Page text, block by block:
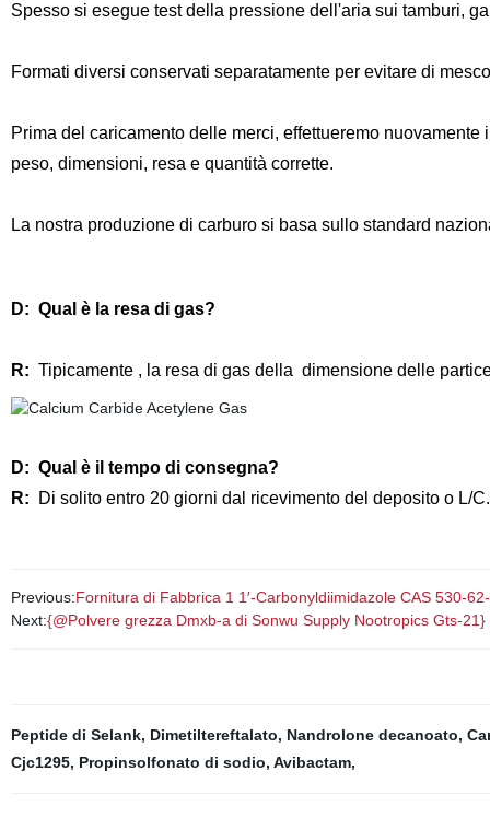
Spesso si esegue test della pressione dell'aria sui tamburi,
Formati diversi conservati separatamente per evitare di
Prima del caricamento delle merci, effettueremo
peso, dimensioni, resa e quantità corrette.
La nostra produzione di carburo si basa sullo standard
D: Qual è la resa di gas?
R: Tipicamente , la resa di gas della dimensione delle
D: Qual è il tempo di consegna?
R:
Di solito entro 20 giorni dal ricevimento del deposito o L/
Previous:Fornitura di Fabbrica 1 1′-Carbonyldiimidazole CAS 530-
Next:{@Polvere grezza Dmxb-a di Sonwu Supply Nootropics Gts-21}
Peptide di Selank, Dimetiltereftalato, Nandrolone decanoato,
Cjc1295, Propinsolfonato di sodio, Avibactam,